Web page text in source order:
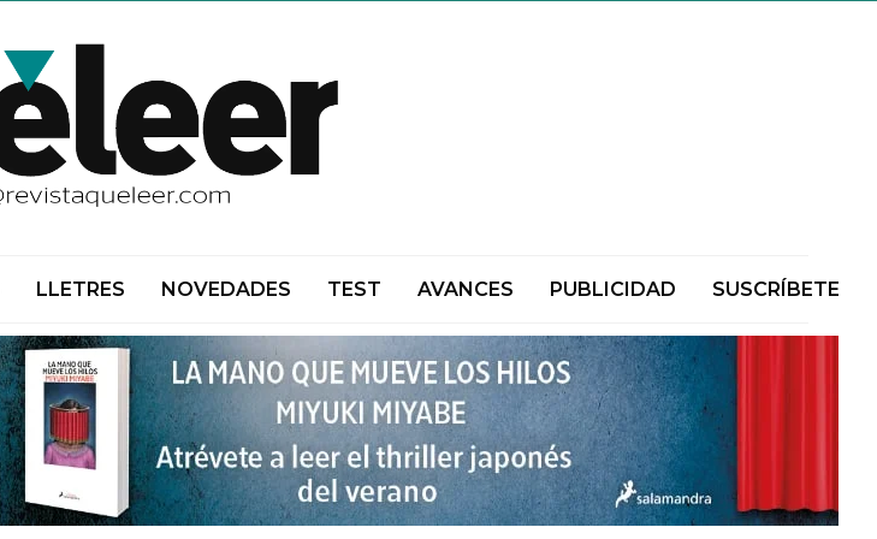
LLETRES NOVEDADES TEST AVANCES PUBLICIDAD SUSCRÍBETE